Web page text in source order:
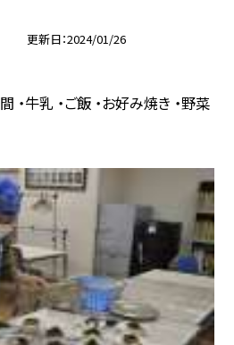
更新日 2024/01/26
・牛乳 ・ご飯 ・お好み焼き ・野菜